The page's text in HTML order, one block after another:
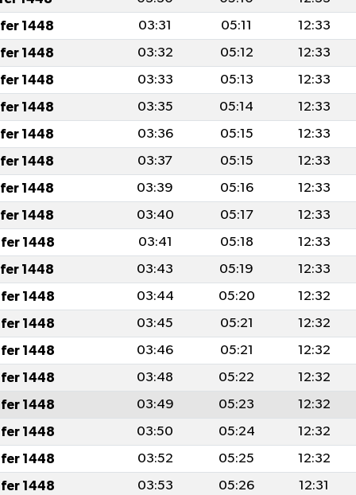
1448
03:31 05:11
12:33
1448
03:32 05:12
12:33
1448
03:33 05:13
12:33
1448
03:35 05:14
12:33
1448
03:36 05:15
12:33
1448
03:37 05:15
12:33
1448
03:39 05:16
12:33
1448
03:40 05:17
12:33
1448
03:41 05:18
12:33
1448
03:43 05:19
12:33
1448
03:44 05:20
12:32
1448
03:45 05:21
12:32
1448
03:46 05:21
12:32
1448
03:48 05:22
12:32
1448
03:49 05:23
12:32
1448
03:50 05:24
12:32
1448
03:52 05:25
12:32
1448
03:53 05:26
12:31